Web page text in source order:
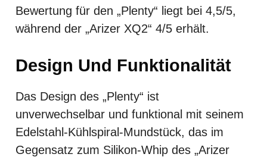
Bewertung für den „Plenty“ liegt bei 4,5/5,
während der „Arizer XQ2“ 4/5 erhält.
Design Und Funktionalität
Das Design des „Plenty“ ist
unverwechselbar und funktional mit seinem
Edelstahl-Kühlspiral-Mundstück, das im
Gegensatz zum Silikon-Whip des „Arizer